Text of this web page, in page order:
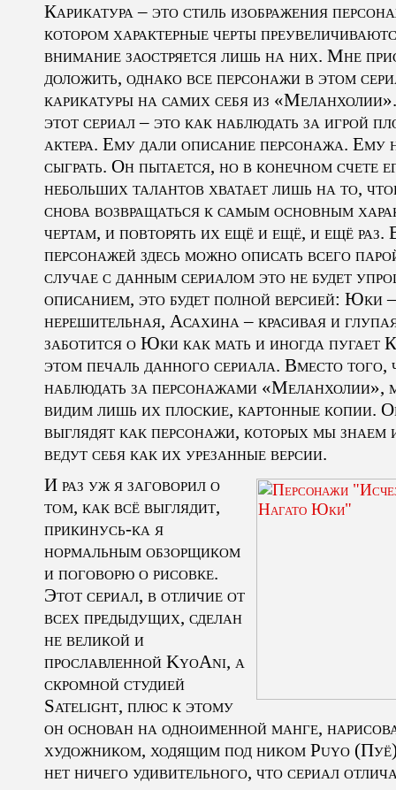
Карикатура – это стиль изображения
котором характерные черты
внимание заостряется лишь на них. Мне
доложить, однако все персонажи в этом
карикатуры на самих себя из
этот сериал – это как наблюдать за игрой
актера. Ему дали описание персонажа. Ему
сыграть. Он пытается, но в конечном счете
небольших талантов хватает лишь на то,
снова возвращаться к самым основным
чертам, и повторять их ещё и ещё, и ещё раз.
персонажей здесь можно описать всего
случае с данным сериалом это не будет
описанием, это будет полной версией: Юки
нерешительная, Асахина – красивая и
заботится о Юки как мать и иногда пугает
этом печаль данного сериала. Вместо того,
наблюдать за персонажами «Меланхолии»,
видим лишь их плоские, картонные копии.
выглядят как персонажи, которых мы
ведут себя как их урезанные версии.
И раз уж я заговорил о
том, как всё выглядит,
прикинусь-ка я
нормальным обзорщиком
и поговорю о рисовке.
Этот сериал, в отличие от
всех предыдущих, сделан
не великой и
прославленной KyoAni, а
скромной студией
Satelight, плюс к этому
он основан на одноименной манге,
художником, ходящим под ником Puyo
нет ничего удивительного, что сериал